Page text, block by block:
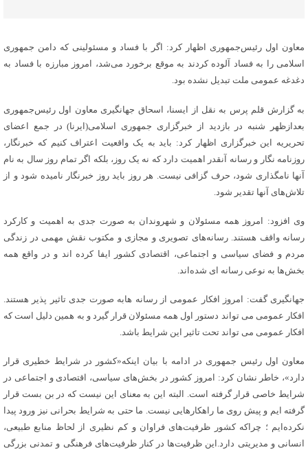
معاون اول رئیس‌جمهوری اظهار کرد: اگر با فساد و مسئولینی که دامن جمهوری
اسلامی را به فساد آلوده کردند به موقع برخورد می‌شد، امروز مبارزه با فساد به
دغدغه عمومی ملت تبدیل نشده بود.
به گزارش قلم پرس به نقل از ایسنا، اسحاق جهانگیری معاون اول رئیس‌جمهوری
بعدازظهر شنبه در بازدید از خبرگزاری جمهوری اسلامی(ایرنا) در جمع اعضای
تحریریه این خبرگزاری اظهار کرد: باید به یک واقعیت اعتراف کنیم که خبرنگار،
روزنامه نگار و رسانه آنقدر اهمیت دارد که نه یک روز، بلکه اگر تمام روز سال به نام
آنها نامگذاری شود، حرف گزافی نیست. هر روز باید روز خبرنگار نامیده شود و از
تلاش‌های آنها تقدیر شود.
وی افزود: امروز همه مسئولان و شهروندان به صورت جدی به اهمیت و کارکرد
رسانه واقف هستند. رسانه‌های تصویری و مجازی و مکتوب نقش مهمی در زندگی
مردم و فضای سیاسی و اجتماعی، اقتصادی کشور ایفا کرده اند و در واقع همه
بخش‌ها به نوعی رسانه ای شده‌اند.
جهانگیری گفت: امروز افکار عمومی از رسانه هابه صورت جدی تاثیر پذیر هستند.
افکار عمومی می تواند دستور اول همه مسئولان قرار گیرد و به همین دلیل است که
افکار عمومی می تواند تحت تاثیر این شرایط باشد.
معاون اول رئیس جمهوری در ادامه با بیان اینکه«کشور در شرایط خطیری قرار
دارد»، خاطر نشان کرد: امروز کشور در بخش‌های سیاسی، اقتصادی و اجتماعی در
شرایط خاصی قرار گرفته است. البته این به معنای این نیست که در بن بست قرار
گرفته ایم و پیش روی ما راهکارهایی نیست. ما حتی به شرایط بحرانی نیز ورود پیدا
نکرده‌ایم ؛ چراکه کشور ظرفیت‌های فراوان و کم نظیری از لحاظ منابع طبیعی،
انسانی و مدیریتی دارد.این ظرفیت‌ها در کنار ظرفیت‌های فرهنگی و تمدنی بزرگی